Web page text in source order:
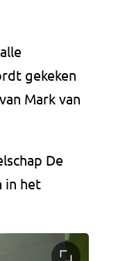
gekeken
Mark van
De
in het